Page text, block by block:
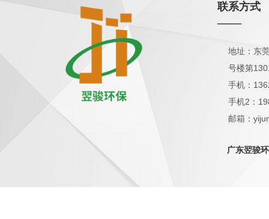
联系方式
——
地址：东
号楼第
手机：
手机2：
邮箱：
广东翌骏